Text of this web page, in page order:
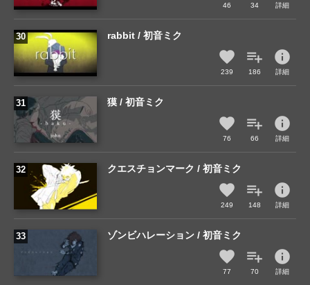
46 34 詳細
rabbit / 初音ミク
239 186
info
詳細
獏 / 初音ミク
76 66
info
詳細
クエスチョンマーク / 初音ミク
249 148
info
詳細
ゾンビハレーション / 初音ミク
77 70
info
詳細